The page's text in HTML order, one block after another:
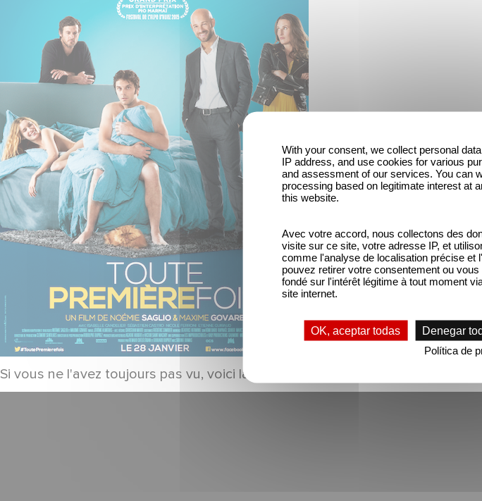
Si vous ne l'avez toujours pas vu, voici la bande annonce officielle du film :
With your consent, we collect personal
IP address, and use cookies for various
and assessment of our services. You can
processing based on legitimate interest at
this website.
Avec votre accord, nous collectons des
visite sur ce site, votre adresse IP, et
comme l'analyse de localisation précise et
pouvez retirer votre consentement ou
fondé sur l'intérêt légitime à tout moment
site internet.
OK, aceptar todas Denegar
Política de